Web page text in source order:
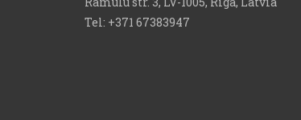
Tel: +371 67383947